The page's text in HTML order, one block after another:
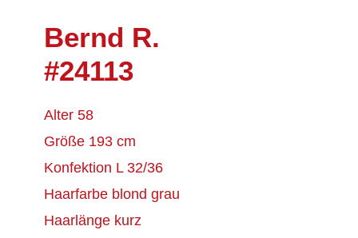
Bernd R.
#24113
Alter 58
Größe 193 cm
Konfektion L 32/36
Haarfarbe blond grau
Haarlänge kurz